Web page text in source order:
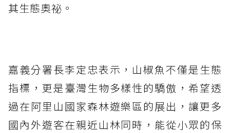
其生態奧祕。
嘉義分署長李定忠表示，山椒魚不僅是生態
指標，更是臺灣生物多樣性的驕傲，希望透
過在阿里山國家森林遊樂區的展出，讓更多
國內外遊客在親近山林同時，能從小眾的保